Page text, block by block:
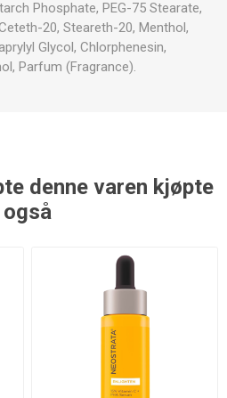
Phosphate, PEG-75 Stearate,
20, Steareth-20, Menthol,
Glycol, Chlorphenesin,
Parfum (Fragrance).
denne varen kjøpte
også